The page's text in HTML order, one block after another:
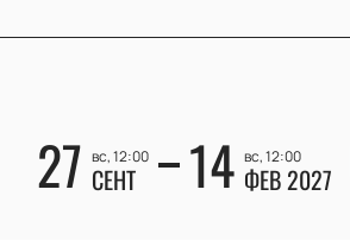
27 вс, 12:00
СЕНТ 14 вс, 12:00
ФЕВ 2027